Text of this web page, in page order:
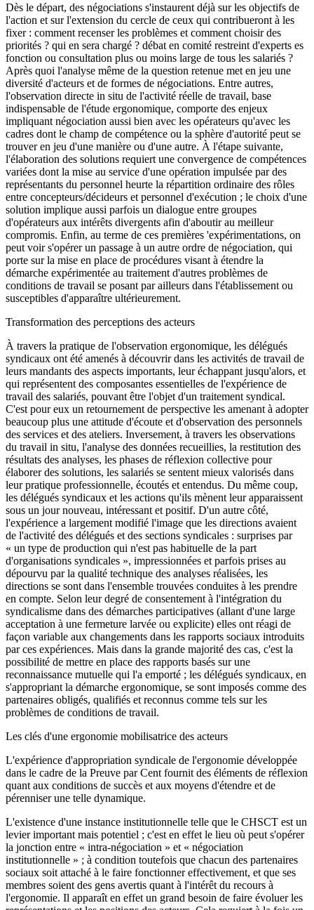
Dès le départ, des négociations s'instaurent déjà sur les objectifs de
l'action et sur l'extension du cercle de ceux qui contribueront à les
fixer : comment recenser les problèmes et comment choisir des
priorités ? qui en sera chargé ? débat en comité restreint d'experts es
fonction ou consultation plus ou moins large de tous les salariés ?
Après quoi l'analyse même de la question retenue met en jeu une
diversité d'acteurs et de formes de négociations. Entre autres,
l'observation directe in situ de l'activité réelle de travail, base
indispensable de l'étude ergonomique, comporte des enjeux
impliquant négociation aussi bien avec les opérateurs qu'avec les
cadres dont le champ de compétence ou la sphère d'autorité peut se
trouver en jeu d'une manière ou d'une autre. À l'étape suivante,
l'élaboration des solutions requiert une convergence de compétences
variées dont la mise au service d'une opération impulsée par des
représentants du personnel heurte la répartition ordinaire des rôles
entre concepteurs/décideurs et personnel d'exécution ; le choix d'une
solution implique aussi parfois un dialogue entre groupes
d'opérateurs aux intérêts divergents afin d'aboutir au meilleur
compromis. Enfin, au terme de ces premières 'expérimentations, on
peut voir s'opérer un passage à un autre ordre de négociation, qui
porte sur la mise en place de procédures visant à étendre la
démarche expérimentée au traitement d'autres problèmes de
conditions de travail se posant par ailleurs dans l'établissement ou
susceptibles d'apparaître ultérieurement.
Transformation des perceptions des acteurs
À travers la pratique de l'observation ergonomique, les délégués
syndicaux ont été amenés à découvrir dans les activités de travail de
leurs mandants des aspects importants, leur échappant jusqu'alors, et
qui représentent des composantes essentielles de l'expérience de
travail des salariés, pouvant être l'objet d'un traitement syndical.
C'est pour eux un retournement de perspective les amenant à adopter
beaucoup plus une attitude d'écoute et d'observation des personnels
des services et des ateliers. Inversement, à travers les observations
du travail in situ, l'analyse des données recueillies, la restitution des
résultats des analyses, les phases de réflexion collective pour
élaborer des solutions, les salariés se sentent mieux valorisés dans
leur pratique professionnelle, écoutés et entendus. Du même coup,
les délégués syndicaux et les actions qu'ils mènent leur apparaissent
sous un jour nouveau, intéressant et positif. D'un autre côté,
l'expérience a largement modifié l'image que les directions avaient
de l'activité des délégués et des sections syndicales : surprises par
« un type de production qui n'est pas habituelle de la part
d'organisations syndicales », impressionnées et parfois prises au
dépourvu par la qualité technique des analyses réalisées, les
directions se sont dans l'ensemble trouvées conduites à les prendre
en compte. Selon leur degré de consentement à l'intégration du
syndicalisme dans des démarches participatives (allant d'une large
acceptation à une fermeture larvée ou explicite) elles ont réagi de
façon variable aux changements dans les rapports sociaux introduits
par ces expériences. Mais dans la grande majorité des cas, c'est la
possibilité de mettre en place des rapports basés sur une
reconnaissance mutuelle qui l'a emporté ; les délégués syndicaux, en
s'appropriant la démarche ergonomique, se sont imposés comme des
partenaires obligés, qualifiés et reconnus comme tels sur les
problèmes de conditions de travail.
Les clés d'une ergonomie mobilisatrice des acteurs
L'expérience d'appropriation syndicale de l'ergonomie développée
dans le cadre de la Preuve par Cent fournit des éléments de réflexion
quant aux conditions de succès et aux moyens d'étendre et de
pérenniser une telle dynamique.
L'existence d'une instance institutionnelle telle que le CHSCT est un
levier important mais potentiel ; c'est en effet le lieu où peut s'opérer
la jonction entre « intra-négociation » et « négociation
institutionnelle » ; à condition toutefois que chacun des partenaires
sociaux soit attaché à le faire fonctionner effectivement, et que ses
membres soient des gens avertis quant à l'intérêt du recours à
l'ergonomie. Il apparaît en effet un grand besoin de faire évoluer les